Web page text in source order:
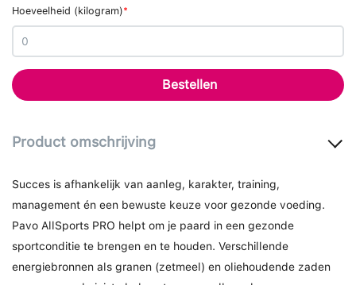
Hoeveelheid (kilogram)*
Bestellen
Product omschrijving
Succes is afhankelijk van aanleg, karakter, training,
management én een bewuste keuze voor gezonde voeding.
Pavo AllSports PRO helpt om je paard in een gezonde
sportconditie te brengen en te houden. Verschillende
energiebronnen als granen (zetmeel) en oliehoudende zaden